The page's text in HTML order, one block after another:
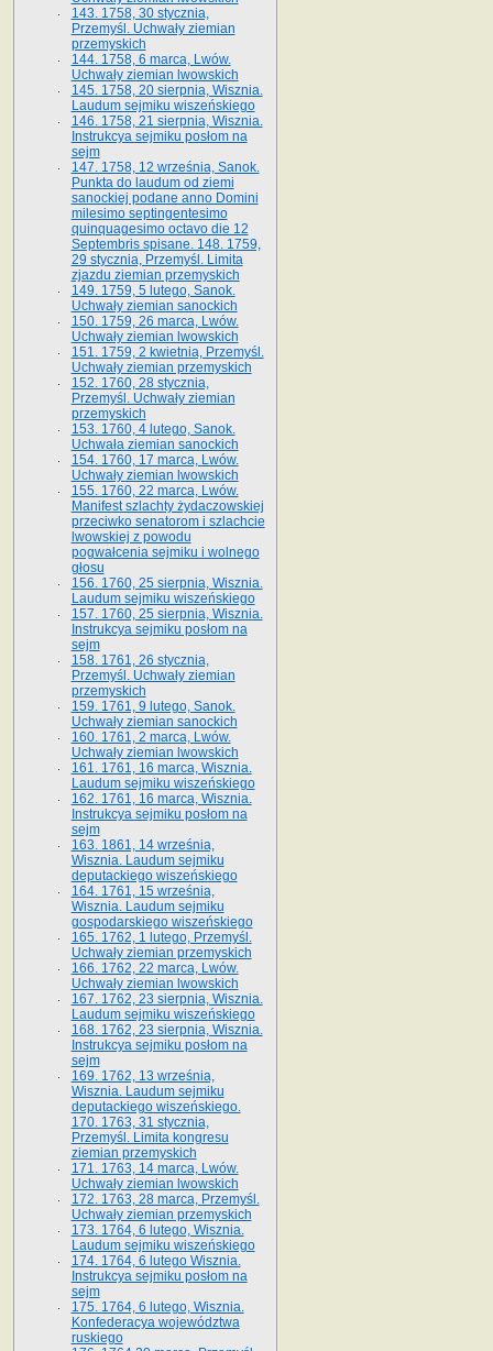
143. 1758, 30 stycznia,
Przemyśl. Uchwały ziemian
przemyskich
144. 1758, 6 marca, Lwów.
Uchwały ziemian lwowskich
145. 1758, 20 sierpnia, Wisznia.
Laudum sejmiku wiszeńskiego
146. 1758, 21 sierpnia, Wisznia.
Instrukcya sejmiku posłom na
sejm
147. 1758, 12 września, Sanok.
Punkta do laudum od ziemi
sanockiej podane anno Domini
milesimo septingentesimo
quinquagesimo octavo die 12
Septembris spisane. 148. 1759,
29 stycznia, Przemyśl. Limita
zjazdu ziemian przemyskich
149. 1759, 5 lutego, Sanok.
Uchwały ziemian sanockich
150. 1759, 26 marca, Lwów.
Uchwały ziemian lwowskich
151. 1759, 2 kwietnia, Przemyśl.
Uchwały ziemian przemyskich
152. 1760, 28 stycznia,
Przemyśl. Uchwały ziemian
przemyskich
153. 1760, 4 lutego, Sanok.
Uchwała ziemian sanockich
154. 1760, 17 marca, Lwów.
Uchwały ziemian lwowskich
155. 1760, 22 marca, Lwów.
Manifest szlachty żydaczowskiej
przeciwko senatorom i szlachcie
lwowskiej z po­wodu
pogwałcenia sejmiku i wolnego
głosu
156. 1760, 25 sierpnia, Wisznia.
Laudum sejmiku wiszeńskiego
157. 1760, 25 sierpnia, Wisznia.
Instrukcya sejmiku posłom na
sejm
158. 1761, 26 stycznia,
Przemyśl. Uchwały ziemian
przemyskich
159. 1761, 9 lutego, Sanok.
Uchwały ziemian sanockich
160. 1761, 2 marca, Lwów.
Uchwały ziemian lwowskich
161. 1761, 16 marca, Wisznia.
Laudum sejmiku wiszeńskiego
162. 1761, 16 marca, Wisznia.
Instrukcya sejmiku posłom na
sejm
163. 1861, 14 września,
Wisznia. Laudum sejmiku
deputackiego wiszeńskiego
164. 1761, 15 września,
Wisznia. Laudum sejmiku
gospodarskiego wiszeńskiego
165. 1762, 1 lutego, Przemyśl.
Uchwały ziemian przemyskich
166. 1762, 22 marca, Lwów.
Uchwały ziemian lwowskich
167. 1762, 23 sierpnia, Wisznia.
Laudum sejmiku wiszeńskiego
168. 1762, 23 sierpnia, Wisznia.
Instrukcya sejmiku posłom na
sejm
169. 1762, 13 września,
Wisznia. Laudum sejmiku
deputackiego wiszeńskiego.
170. 1763, 31 stycznia,
Przemyśl. Limita kongresu
ziemian przemyskich
171. 1763, 14 marca, Lwów.
Uchwały ziemian lwowskich
172. 1763, 28 marca, Przemyśl.
Uchwały ziemian przemyskich
173. 1764, 6 lutego, Wisznia.
Laudum sejmiku wiszeńskiego
174. 1764, 6 lutego Wisznia.
Instrukcya sejmiku posłom na
sejm
175. 1764, 6 lutego, Wisznia.
Konfederacya województwa
ruskiego